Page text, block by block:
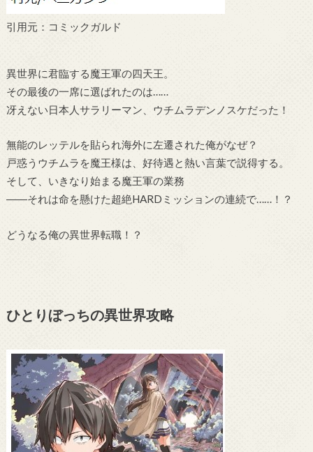
引用元：コミックガルド
異世界に君臨する魔王軍の四天王。
その最後の一席に選ばれたのは……
冴えない日本人サラリーマン、ウチムラデンノスケだった！
無能のレッテルを貼られ海外に左遷された俺がなぜ？
戸惑うウチムラを魔王様は、好待遇と熱い言葉で説得する。
そして、いきなり始まる魔王軍の業務
――それは命を懸けた超絶HARDミッションの連続で……！？
どうなる俺の異世界転職！？
ひとりぼっちの異世界攻略